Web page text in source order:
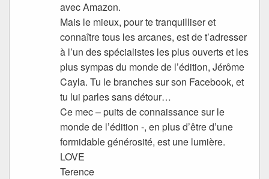
avec Amazon.
Mais le mieux, pour te tranquilliser et
connaître tous les arcanes, est de t’adresser
à l’un des spécialistes les plus ouverts et les
plus sympas du monde de l’édition, Jérôme
Cayla. Tu le branches sur son Facebook, et
tu lui parles sans détour…
Ce mec – puits de connaissance sur le
monde de l’édition -, en plus d’être d’une
formidable générosité, est une lumière.
LOVE
Terence